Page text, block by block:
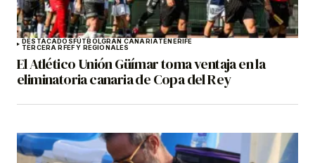
DESTACADOSFÚTBOLGRAN CANARIATENERIFE
TERCERA RFEF Y REGIONALES
El Atlético Unión Güímar toma ventaja en la
eliminatoria canaria de Copa del Rey